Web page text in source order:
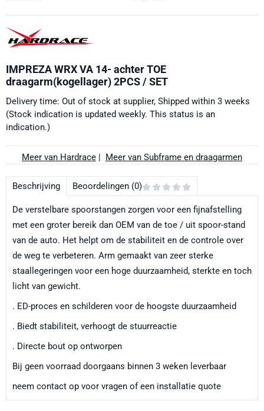
IMPREZA WRX VA 14- achter TOE
draagarm(kogellager) 2PCS / SET
Delivery time: Out of stock at supplier, Shipped within 3 weeks
(Stock indication is updated weekly. This status is an
indication.)
Meer van Hardrace | Meer van Subframe en draagarmen
Beschrijving Beoordelingen (0)
De verstelbare spoorstangen zorgen voor een fijnafstelling
met een groter bereik dan OEM van de toe / uit spoor-stand
van de auto. Het helpt om de stabiliteit en de controle over
de weg te verbeteren. Arm gemaakt van zeer sterke
staallegeringen voor een hoge duurzaamheid, sterkte en toch
licht van gewicht.
. ED-proces en schilderen voor de hoogste duurzaamheid
. Biedt stabiliteit, verhoogt de stuurreactie
. Directe bout op ontworpen
Bij geen voorraad doorgaans binnen 3 weken leverbaar
neem contact op voor vragen of een installatie quote